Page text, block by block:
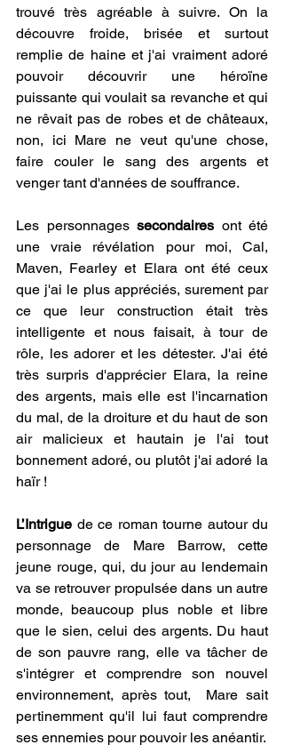
trouvé très agréable à suivre. On la
découvre froide, brisée et surtout
remplie de haine et j'ai vraiment adoré
pouvoir découvrir une héroïne
puissante qui voulait sa revanche et qui
ne rêvait pas de robes et de châteaux,
non, ici Mare ne veut qu'une chose,
faire couler le sang des argents et
venger tant d'années de souffrance.
Les personnages secondaires ont été
une vraie révélation pour moi, Cal,
Maven, Fearley et Elara ont été ceux
que j'ai le plus appréciés, surement par
ce que leur construction était très
intelligente et nous faisait, à tour de
rôle, les adorer et les détester. J'ai été
très surpris d'apprécier Elara, la reine
des argents, mais elle est l'incarnation
du mal, de la droiture et du haut de son
air malicieux et hautain je l'ai tout
bonnement adoré, ou plutôt j'ai adoré la
haïr !
L’Intrigue de ce roman tourne autour du
personnage de Mare Barrow, cette
jeune rouge, qui, du jour au lendemain
va se retrouver propulsée dans un autre
monde, beaucoup plus noble et libre
que le sien, celui des argents. Du haut
de son pauvre rang, elle va tâcher de
s'intégrer et comprendre son nouvel
environnement, après tout,  Mare sait
pertinemment qu'il lui faut comprendre
ses ennemies pour pouvoir les anéantir.